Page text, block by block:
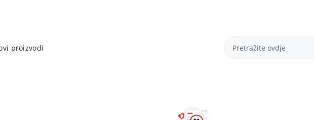
proizvodi